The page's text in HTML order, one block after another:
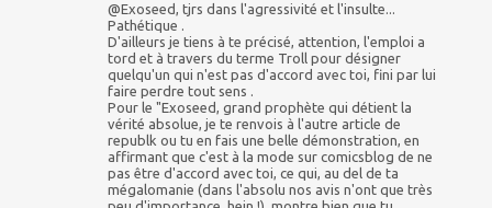
@Exoseed, tjrs dans l'agressivité et l'insulte...
Pathétique .
D'ailleurs je tiens à te précisé, attention, l'emploi a
tord et à travers du terme Troll pour désigner
quelqu'un qui n'est pas d'accord avec toi, fini par lui
faire perdre tout sens .
Pour le "Exoseed, grand prophète qui détient la
vérité absolue, je te renvois à l'autre article de
republk ou tu en fais une belle démonstration, en
affirmant que c'est à la mode sur comicsblog de ne
pas être d'accord avec toi, ce qui, au del de ta
mégalomanie (dans l'absolu nos avis n'ont que très